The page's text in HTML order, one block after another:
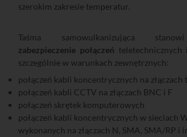
szerokim zakresie temperatur.
Taśma samowulkanizująca
zabezpieczenie połączeń teletechnicznych
szczególnie w warunkach zewnętrznych:
połączeń kabli koncentrycznych na złączach
połączeń kabli CCTV na złączach BNC i F
połączeń skrętek komputerowych
połączeń kabli koncentrycznych w sieciach
wykonanych na złączach N, SMA, SMA/RP i